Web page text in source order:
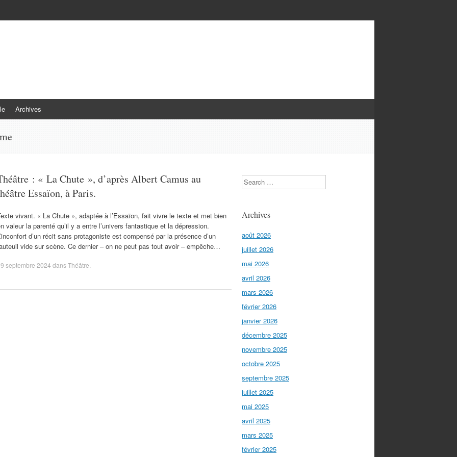
Archives
: « La Chute », d’après Albert Camus au
Essaïon, à Paris.
vivant. « La Chute », adaptée à l’Essaïon, fait vivre le texte et met bien
valeur la parenté qu’il y a entre l’univers fantastique et la dépression.
d’un récit sans protagoniste est compensé par la présence d’un
vide sur scène. Ce dernier – on ne peut pas tout avoir – empêche…
septembre 2024 dansThéâtre
Search
Archives
août 2026
juillet 2026
mai 2026
avril 2026
mars 2026
février 2026
janvier 2026
décembre 2025
novembre 2025
octobre 2025
septembre 2025
juillet 2025
mai 2025
avril 2025
mars 2025
février 2025